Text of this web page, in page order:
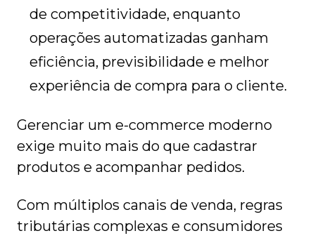
de competitividade, enquanto
operações automatizadas ganham
eficiência, previsibilidade e melhor
experiência de compra para o cliente.
Gerenciar um e-commerce moderno
exige muito mais do que cadastrar
produtos e acompanhar pedidos.
Com múltiplos canais de venda, regras
tributárias complexas e consumidores